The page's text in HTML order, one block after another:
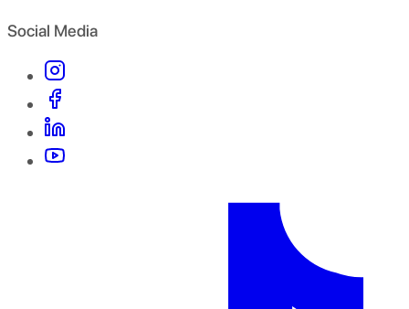
Social Media